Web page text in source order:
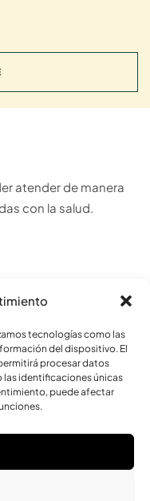
tecnologías como las
del dispositivo. El
procesar datos
identificaciones únicas
puede afectar
atender de manera
con la salud.